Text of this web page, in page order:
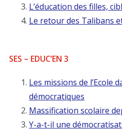
L’éducation des filles,
Le retour des Talibans
SES – EDUC’EN 3
Les missions de l’Ecole
démocratiques
Massification scolaire
Y-a-t-il une